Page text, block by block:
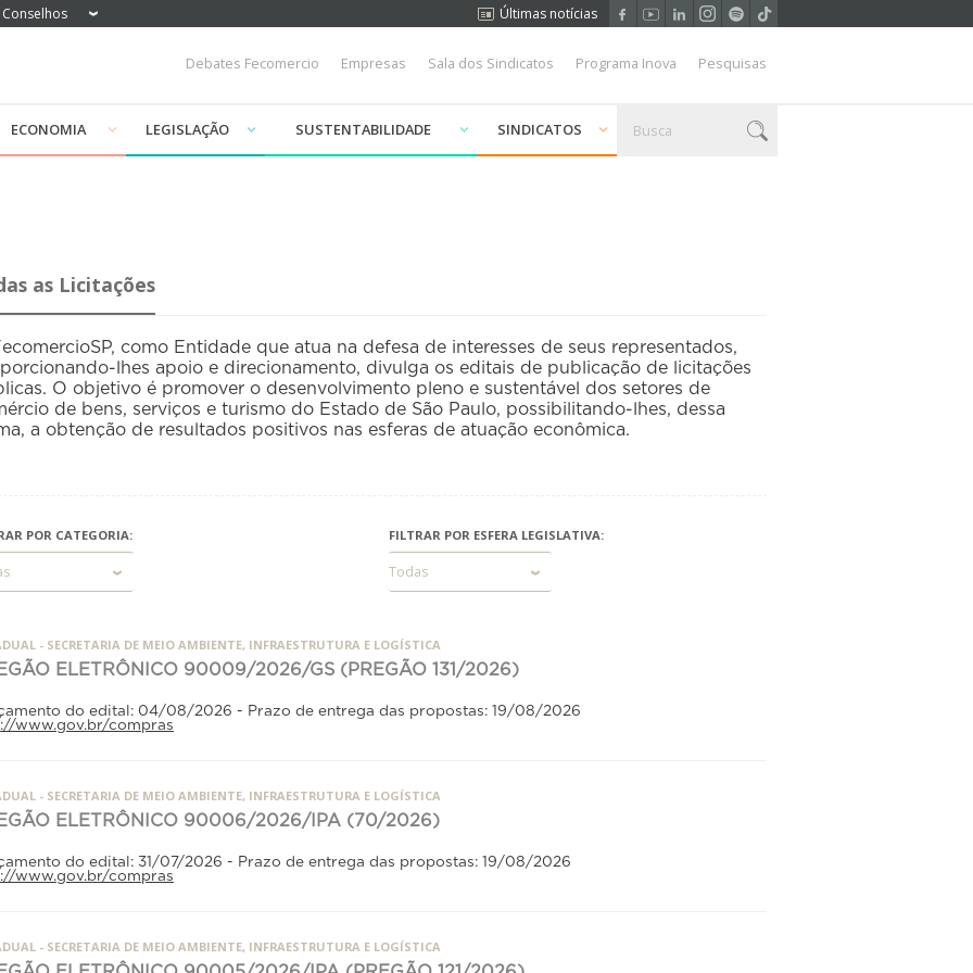
Conselhos Últimas notícias
Debates Fecomercio Empresas Sala dos Sindicatos Programa Inova Pesquisas
ECONOMIA LEGISLAÇÃO SUSTENTABILIDADE SINDICATOS
as Licitações
como Entidade que atua na defesa de interesses de seus representados,
lhes apoio e direcionamento, divulga os editais de publicação de licitações
O objetivo é promover o desenvolvimento pleno e sustentável dos setores de
de bens, serviços e turismo do Estado de São Paulo, possibilitando-lhes, dessa
a obtenção de resultados positivos nas esferas de atuação econômica.
POR CATEGORIA: FILTRAR POR ESFERA LEGISLATIVA:
Todas
- SECRETARIA DE MEIO AMBIENTE, INFRAESTRUTURA E LOGÍSTICA
ELETRÔNICO 90009/2026/GS (PREGÃO 131/2026)
do edital: 04/08/2026 - Prazo de entrega das propostas: 19/08/2026
www.gov.br/compras
- SECRETARIA DE MEIO AMBIENTE, INFRAESTRUTURA E LOGÍSTICA
ELETRÔNICO 90006/2026/IPA (70/2026)
do edital: 31/07/2026 - Prazo de entrega das propostas: 19/08/2026
www.gov.br/compras
- SECRETARIA DE MEIO AMBIENTE, INFRAESTRUTURA E LOGÍSTICA